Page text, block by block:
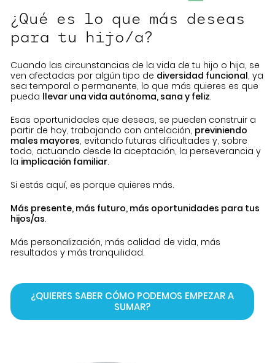
¿Qué es lo que más deseas
para tu hijo/a?
Cuando las circunstancias de la vida de tu hijo o hija, se
ven afectadas por algún tipo de diversidad funcional, ya
sea temporal o permanente, lo que más quieres es que
pueda llevar una vida autónoma, sana y feliz.
Esas oportunidades que deseas, se pueden construir a
partir de hoy, trabajando con antelación, previniendo
males mayores, evitando futuras dificultades y, sobre
todo, actuando desde la aceptación, la perseverancia y
la implicación familiar.
Si estás aquí, es porque quieres más.
Más presente, más futuro, más oportunidades para tus
hijos/as.
Más personalización, más calidad de vida, más
resultados y más tranquilidad.
¿QUIERES SABER CÓMO PODEMOS EMPEZAR A
SUMAR?